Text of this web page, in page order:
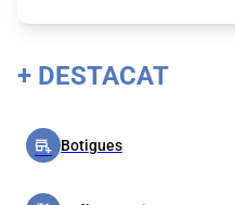
+ DESTACAT
add_business Botigues